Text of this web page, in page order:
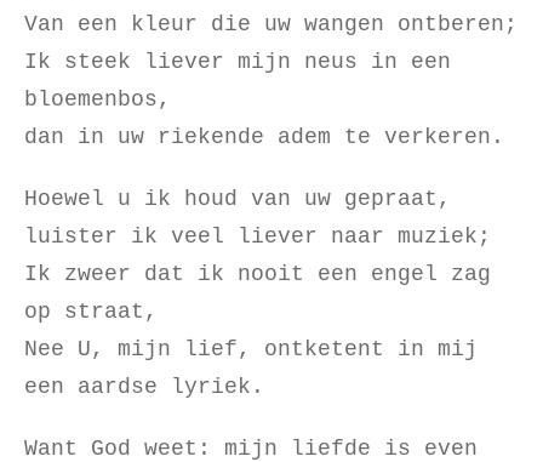
Van een kleur die uw wangen ontberen;
Ik steek liever mijn neus in een
bloemenbos,
dan in uw riekende adem te verkeren.
Hoewel u ik houd van uw gepraat,
luister ik veel liever naar muziek;
Ik zweer dat ik nooit een engel zag
op straat,
Nee U, mijn lief, ontketent in mij
een aardse lyriek.
Want God weet: mijn liefde is even